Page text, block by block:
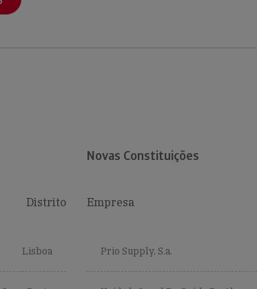
Distrito
Lisboa
Novas Constituições
Empresa
Prio Supply, S.a.